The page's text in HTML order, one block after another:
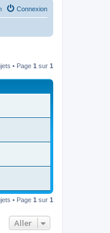
Connexion
• Page 1 sur 1
• Page 1 sur 1
Aller